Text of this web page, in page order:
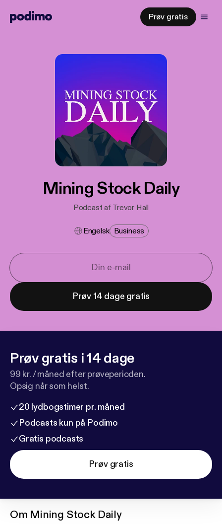
Prøv gratis
Mining Stock Daily
Podcast af Trevor Hall
Engelsk Business
Prøv 14 dage gratis
Prøv gratis i 14 dage
99 kr. / måned efter prøveperioden.
Opsig når som helst.
20 lydbogstimer pr. måned
Podcasts kun på Podimo
Gratis podcasts
Prøv gratis
Om Mining Stock Daily